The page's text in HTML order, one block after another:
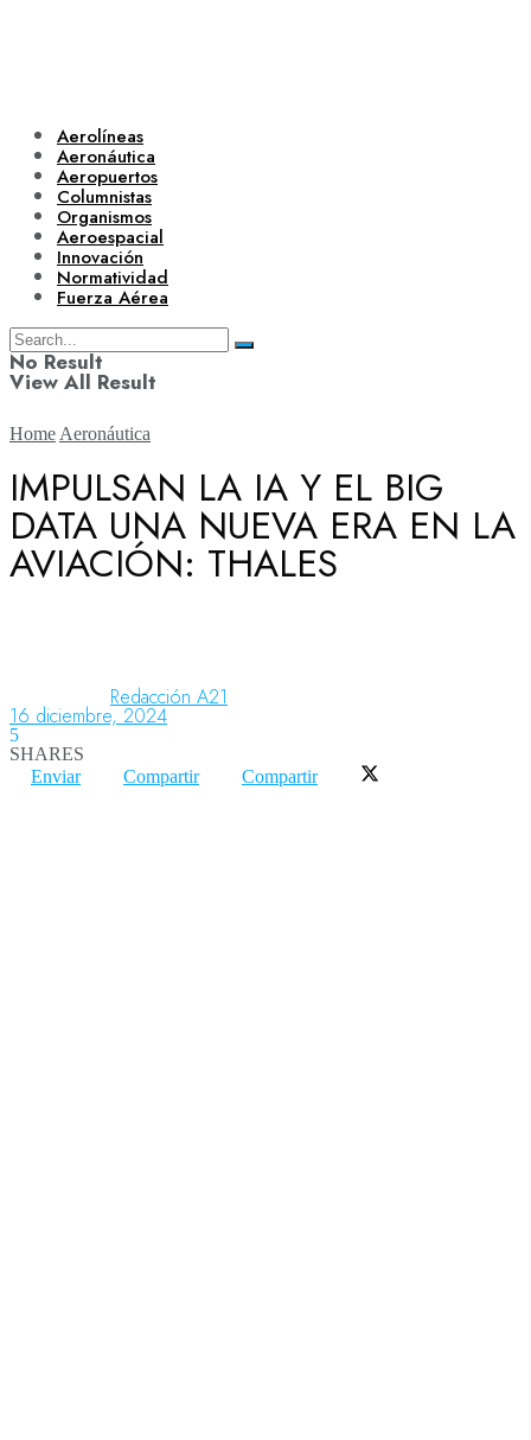
Aerolíneas
Aeronáutica
Aeropuertos
Columnistas
Organismos
Aeroespacial
Innovación
Normatividad
Fuerza Aérea
No Result
View All Result
Aerolíneas
Aeropuertos
Columnistas
Home Aeronáutica
IMPULSAN LA IA Y EL BIG
DATA UNA NUEVA ERA EN LA
AVIACIÓN: THALES
Redacción A21
16 diciembre, 2024
5
SHARES
Enviar
Compartir Compartir